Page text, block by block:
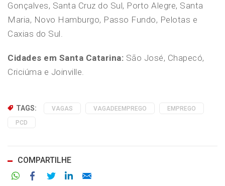
Gonçalves, Santa Cruz do Sul, Porto Alegre, Santa
Maria, Novo Hamburgo, Passo Fundo, Pelotas e
Caxias do Sul.
Cidades em Santa Catarina: São José, Chapecó,
Criciúma e Joinville.
TAGS: VAGAS VAGADEEMPREGO
EMPREGO
PCD
COMPARTILHE
Facebook
Twitter LinkedIn